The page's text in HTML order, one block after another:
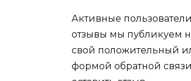
Активные
отзывы мы публикуем
свой положительный
формой обратной